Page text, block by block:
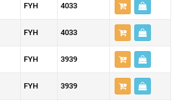
FYH 4033
FYH 4033
FYH 3939
FYH 3939